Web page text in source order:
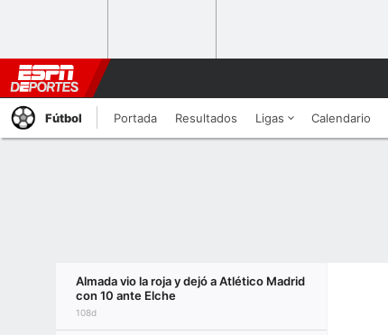
Fútbol Portada Resultados Ligas Calendario
Almada vio la roja y dejó a Atlético Madrid
con 10 ante Elche
108d